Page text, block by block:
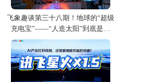
飞象趣谈第三十八期！地球的“超级
充电宝”——“人造太阳”到底是什
么？